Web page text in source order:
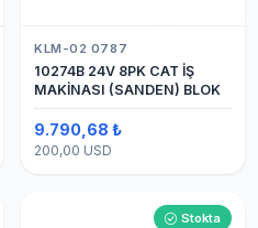
KLM-02 0787
10274B 24V 8PK CAT İŞ
MAKİNASI (SANDEN) BLOK
9.790,68 ₺
200,00 USD
Stokta